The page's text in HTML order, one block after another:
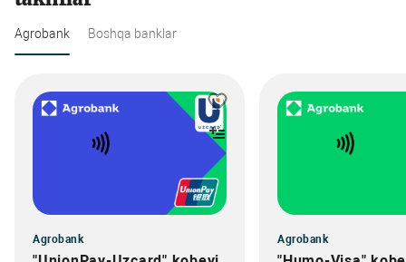
Agrobank Boshqa banklar
Agrobank Agrobank